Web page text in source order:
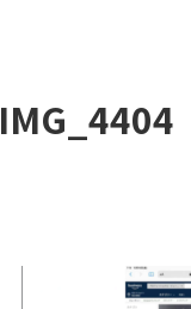
IMG_4404